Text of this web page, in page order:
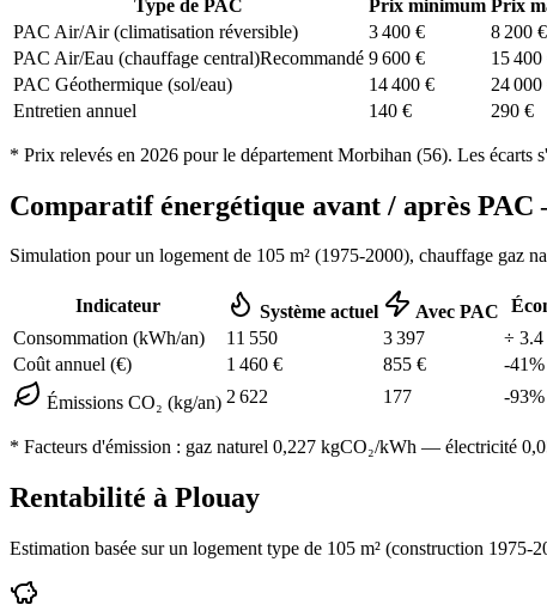
Type de PAC Prix minimum Prix
PAC Air/Air (climatisation réversible)
3 400 € 8 200 €
PAC Air/Eau (chauffage central)Recommandé 9 600 € 15 400
PAC Géothermique (sol/eau)
14 400 € 24 000
Entretien annuel
140 € 290 €
* Prix relevés en 2026 pour le département Morbihan (56). Les écarts
Comparatif énergétique avant / après
Simulation pour un logement de 105 m² (1975-2000), chauffage gaz
Indicateur Système actuel Avec PAC
Consommation (kWh/an)
11 550 3 397 ÷ 3.4
Coût annuel (€)
1 460 € 855 € -41%
Émissions CO₂ (kg/an) 2 622 177 -93%
* Facteurs d'émission : gaz naturel 0,227 kgCO₂/kWh — électricité
Rentabilité à Plouay
Estimation basée sur un logement type de 105 m² (construction 1975-